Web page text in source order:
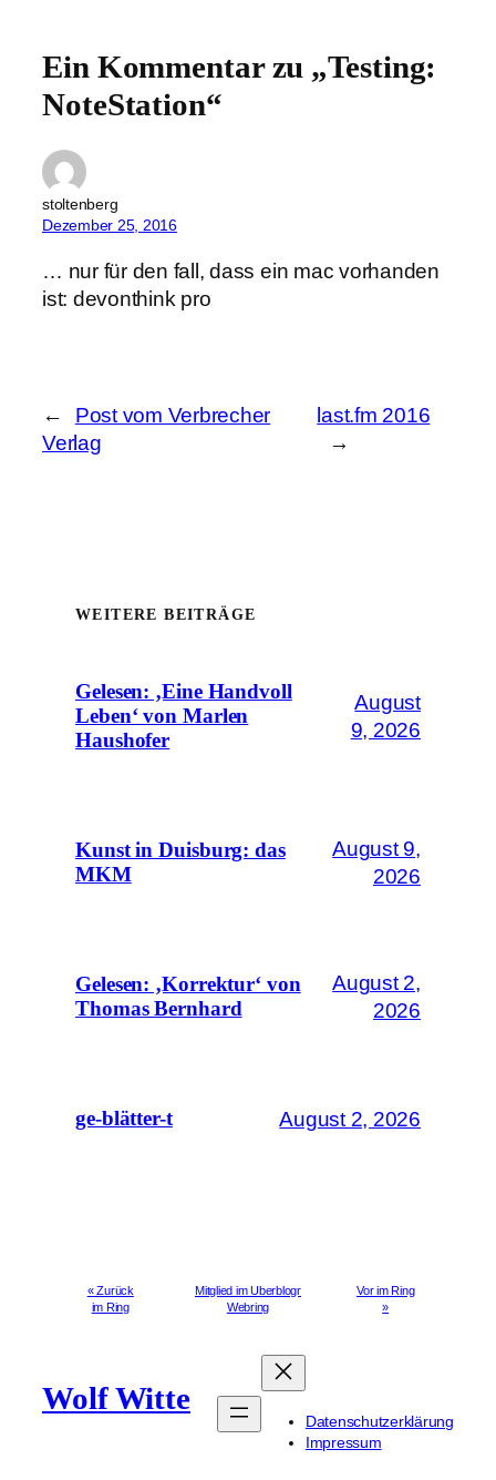
Ein Kommentar zu „Testing:
NoteStation“
stoltenberg
Dezember 25, 2016
… nur für den fall, dass ein mac vorhanden
ist: devonthink pro
←
Post vom Verbrecher
Verlag
last.fm 2016
→
WEITERE BEITRÄGE
Gelesen: ‚Eine Handvoll
Leben‘ von Marlen
Haushofer
August
9, 2026
Kunst in Duisburg: das
MKM
August 9,
2026
Gelesen: ‚Korrektur‘ von
Thomas Bernhard
August 2,
2026
ge-blätter-t August 2, 2026
« Zurück
im Ring
Mitglied im Uberblogr
Webring
Vor im Ring
»
Wolf Witte
Datenschutzerklärung
Impressum